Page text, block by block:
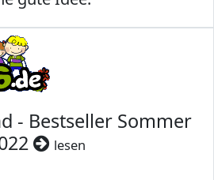
- Bestseller Sommer
lesen